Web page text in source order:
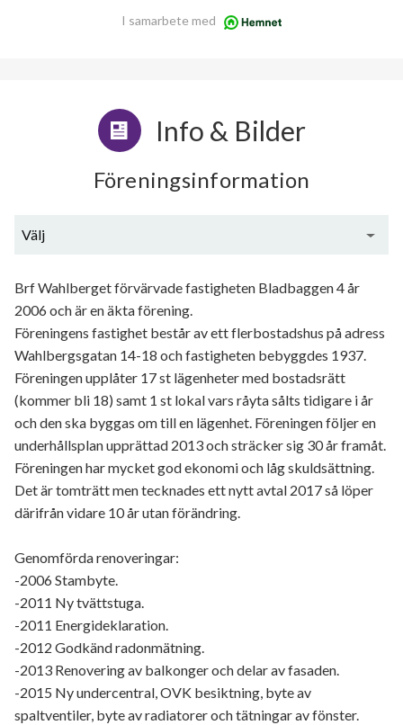
I samarbete med
Info & Bilder
Föreningsinformation
Välj
Brf Wahlberget förvärvade fastigheten Bladbaggen 4 år
2006 och är en äkta förening.
Föreningens fastighet består av ett flerbostadshus på adress
Wahlbergsgatan 14-18 och fastigheten bebyggdes 1937.
Föreningen upplåter 17 st lägenheter med bostadsrätt
(kommer bli 18) samt 1 st lokal vars råyta sålts tidigare i år
och den ska byggas om till en lägenhet. Föreningen följer en
underhållsplan upprättad 2013 och sträcker sig 30 år framåt.
Föreningen har mycket god ekonomi och låg skuldsättning.
Det är tomträtt men tecknades ett nytt avtal 2017 så löper
därifrån vidare 10 år utan förändring.
Genomförda renoveringar:
-2006 Stambyte.
-2011 Ny tvättstuga.
-2011 Energideklaration.
-2012 Godkänd radonmätning.
-2013 Renovering av balkonger och delar av fasaden.
-2015 Ny undercentral, OVK besiktning, byte av
spaltventiler, byte av radiatorer och tätningar av fönster.